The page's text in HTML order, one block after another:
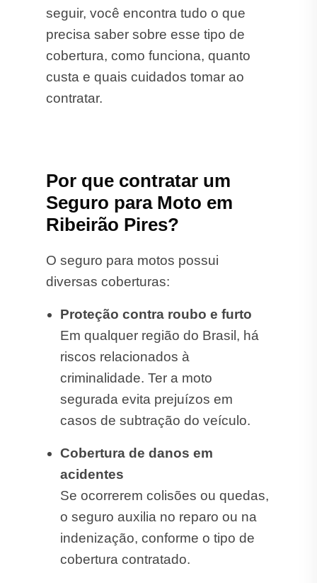
seguir, você encontra tudo o que
precisa saber sobre esse tipo de
cobertura, como funciona, quanto
custa e quais cuidados tomar ao
contratar.
Por que contratar um
Seguro para Moto em
Ribeirão Pires?
O seguro para motos possui
diversas coberturas:
Proteção contra roubo e furto
Em qualquer região do Brasil, há
riscos relacionados à
criminalidade. Ter a moto
segurada evita prejuízos em
casos de subtração do veículo.
Cobertura de danos em
acidentes
Se ocorrerem colisões ou quedas,
o seguro auxilia no reparo ou na
indenização, conforme o tipo de
cobertura contratado.